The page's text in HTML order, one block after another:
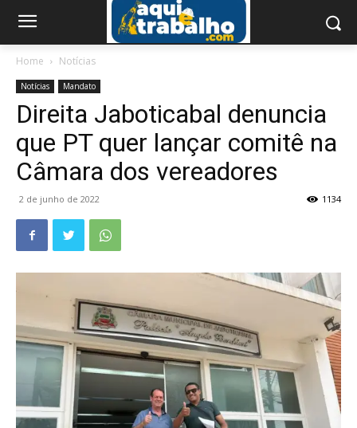
Home Notícias
Notícias Mandato
Direita Jaboticabal denuncia
que PT quer lançar comitê na
Câmara dos vereadores
2 de junho de 2022 1134